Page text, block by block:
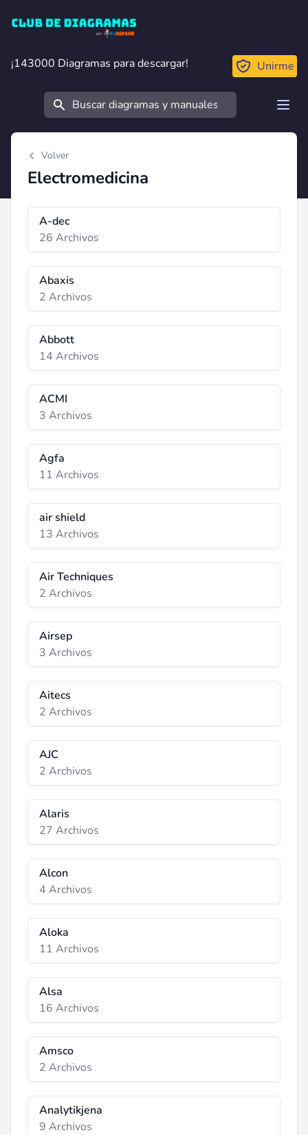
Club de Diagramas
¡143000 Diagramas para descargar!
¡143000 Diagramas para descargar! Unirme
Buscar
Volver
Electromedicina
A-dec
26 Archivos
Abaxis
2 Archivos
Abbott
14 Archivos
ACMI
3 Archivos
Agfa
11 Archivos
air shield
13 Archivos
Air Techniques
2 Archivos
Airsep
3 Archivos
Aitecs
2 Archivos
AJC
2 Archivos
Alaris
27 Archivos
Alcon
4 Archivos
Aloka
11 Archivos
Alsa
16 Archivos
Amsco
2 Archivos
Analytikjena
9 Archivos